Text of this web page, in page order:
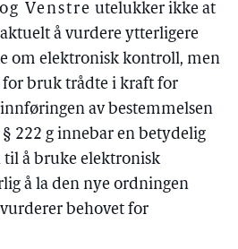
Venstre utelukker ikke at
å vurdere ytterligere
om elektronisk kontroll, men
bruk trådte i kraft for
av bestemmelsen
222 g innebar en betydelig
til å bruke elektronisk
å la den nye ordningen
behovet for